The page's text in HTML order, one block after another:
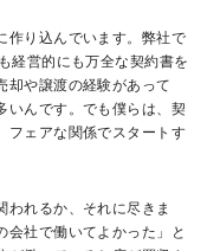
作り込んでいます。弊社で
経営的にも万全な契約書を
却や譲渡の経験があって
いんです。でも僕らは、契
フェアな関係でスタートす
われるか、それに尽きま
社で働いてよかった」と